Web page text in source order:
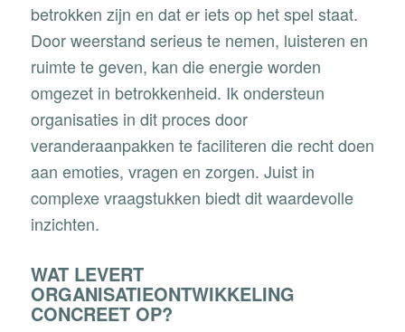
betrokken zijn en dat er iets op het spel staat.
Door weerstand serieus te nemen, luisteren en
ruimte te geven, kan die energie worden
omgezet in betrokkenheid. Ik ondersteun
organisaties in dit proces door
veranderaanpakken te faciliteren die recht doen
aan emoties, vragen en zorgen. Juist in
complexe vraagstukken biedt dit waardevolle
inzichten.
WAT LEVERT
ORGANISATIEONTWIKKELING
CONCREET OP?